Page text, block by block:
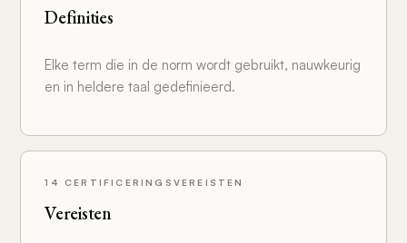
Definities
Elke term die in de norm wordt gebruikt, nauwkeurig
en in heldere taal gedefinieerd.
14 CERTIFICERINGSVEREISTEN
Vereisten